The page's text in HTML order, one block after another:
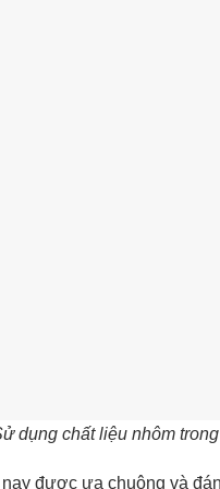
dụng chất liệu nhôm
được ưa chuộng và